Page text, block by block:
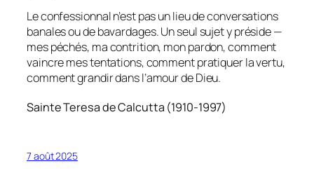
Le confessionnal n’est pas un lieu de conversations
banales ou de bavardages. Un seul sujet y préside —
mes péchés, ma contrition, mon pardon, comment
vaincre mes tentations, comment pratiquer la vertu,
comment grandir dans l’amour de Dieu.
Sainte Teresa de Calcutta (1910-1997)
7 août 2025